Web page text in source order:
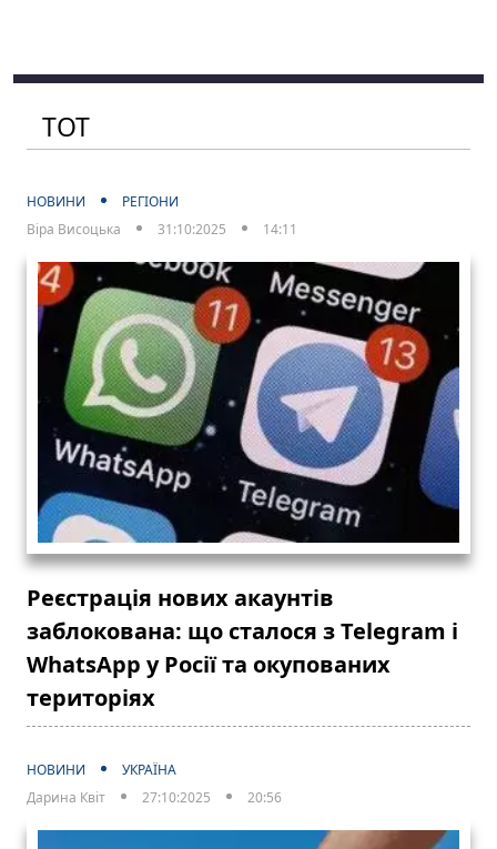
ТОТ
НОВИНИ
РЕГІОНИ
Віра Висоцька
31:10:2025 14:11
Реєстрація нових акаунтів
заблокована: що сталося з Telegram і
WhatsApp у Росії та окупованих
територіях
НОВИНИ
УКРАЇНА
Дарина Квіт
27:10:2025 20:56